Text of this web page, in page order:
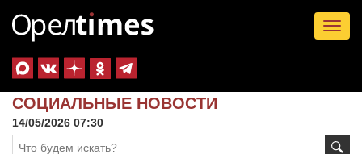
СОЦИАЛЬНЫЕ НОВОСТИ
14/05/2026 07:30